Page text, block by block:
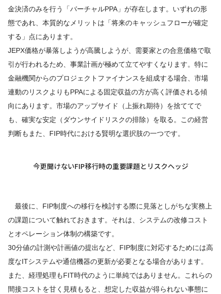
金決済のみを行う「バーチャルPPA」が存在します。いずれの形
態であれ、本質的なメリットは「将来のキャッシュフローが確定
する」点にあります。
JEPX価格が暴落しようが高騰しようが、需要家との合意価格で取
引が行われるため、事業計画が極めて立てやすくなります。特に
金融機関からのプロジェクトファイナンスを組成する場合、市場
連動のリスクよりもPPAによる固定収益の方が高く評価される傾
向にあります。市場のアップサイド（上振れ期待）を捨ててで
も、確実な安定（ダウンサイドリスクの排除）を取る。この経営
判断もまた、FIP時代における賢明な選択肢の一つです。
今更聞けないFIP移行時の重要課題とリスクヘッジ
最後に、FIP制度への移行を検討する際に見落としがちな実務上
の課題について触れておきます。それは、システムの改修コスト
とオペレーション体制の構築です。
30分値の計測や計画値の提出など、FIP制度に対応するためには高
度なITシステムや通信機器の更新が必要となる場合があります。
また、経理処理もFIT時代のように単純ではありません。これらの
間接コストを甘く見積もると、想定した収益が得られない事態に